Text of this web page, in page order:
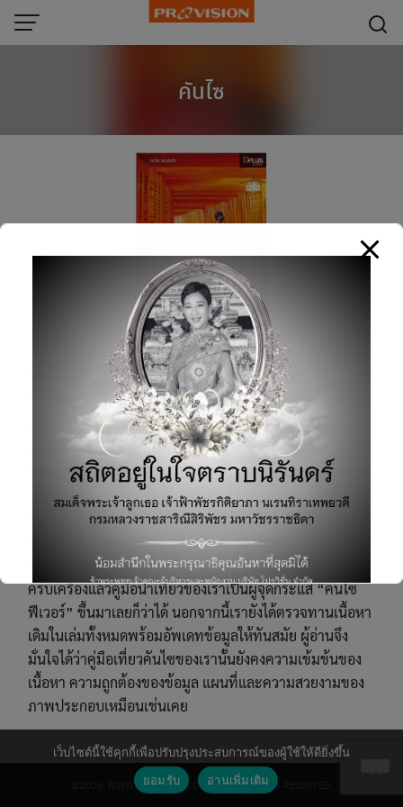
Skip
คันไซ
เที่ยวญี่ปุ่น Kansai
หนังสือ,หนังสือท่องเที่ยวต่างประเทศ
คู่มือนำเที่ยวเพียงเล่มเดียวที่นำเสนอที่กินที่เที่ยวในคันไซแบบ
ครอบคลุมทุกจังหวัด ตั้งแต่สถานที่เที่ยวมหาชนที่ใครๆ ก็ต้อง
ไม่พลาดไปจนถึงที่เที่ยวแบบอันซีนที่ท้าทาย ขาลุยผู้ต้องการ
ประสบการณ์ที่แปลกใหม่ไม่ซ้ำใคร ร้านอาหาร โรงแรมและ
สถานที่เที่ยวที่พูดถึงในเล่มต่างก็มีผู้อ่านเดินทางไปตามรอย
กันอย่างคับคั่งจนปัจจุบันหลายร้านถึงกับต้องทำเมนู เป็น
ภาษาไทยไว้ให้คนไทยอ่านโดยเฉพาะ เรียกได้ว่านอกจากจะ
ครบเครื่องแล้วคู่มือนำเที่ยวของเราเป็นผู้จุดกระแส “คันไซ
ฟีเวอร์” ขึ้นมาเลยก็ว่าได้ นอกจากนี้เรายังได้ตรวจทานเนื้อหา
เดิมในเล่มทั้งหมดพร้อมอัพเดทข้อมูลให้ทันสมัย ผู้อ่านจึง
มั่นใจได้ว่าคู่มือเที่ยวคันไซของเรานั้นยังคงความเข้มข้นของ
เนื้อหา ความถูกต้องของข้อมูล แผนที่และความสวยงามของ
ภาพประกอบเหมือนเช่นเคย
©2026 WWW.PROVISION.CO.TH. ALL RIGHTS RESERVED.
เว็บไซต์นี้ใช้คุกกี้เพื่อปรับปรุงประสบการณ์ของผู้ใช้ให้ดียิ่งขึ้น
ยอมรับ
อ่านเพิ่มเติม
modal-check
This will close in6seconds